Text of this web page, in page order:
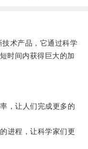
术产品，它通过科学
时间内获得巨大的加
，让人们完成更多的
进程，让科学家们更